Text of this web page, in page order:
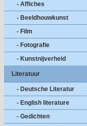
- Affiches
- Beeldhouwkunst
- Film
- Fotografie
- Kunstnijverheid
Literatuur
- Deutsche Literatur
- English literature
- Gedichten